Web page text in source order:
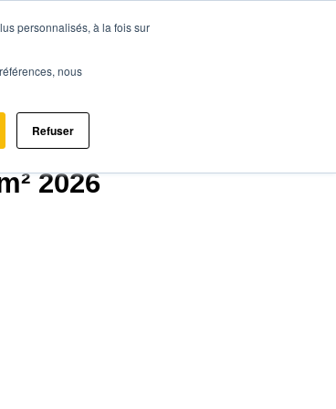
personnalisés, à la fois sur
nous
Refuser
2026